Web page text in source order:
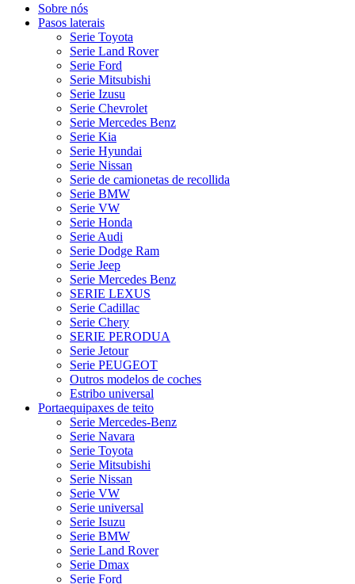
Sobre nós
Pasos laterais
Serie Toyota
Serie Land Rover
Serie Ford
Serie Mitsubishi
Serie Izusu
Serie Chevrolet
Serie Mercedes Benz
Serie Kia
Serie Hyundai
Serie Nissan
Serie de camionetas de recollida
Serie BMW
Serie VW
Serie Honda
Serie Audi
Serie Dodge Ram
Serie Jeep
Serie Mercedes Benz
SERIE LEXUS
Serie Cadillac
Serie Chery
SERIE PERODUA
Serie Jetour
Serie PEUGEOT
Outros modelos de coches
Estribo universal
Portaequipaxes de teito
Serie Mercedes-Benz
Serie Navara
Serie Toyota
Serie Mitsubishi
Serie Nissan
Serie VW
Serie universal
Serie Isuzu
Serie BMW
Serie Land Rover
Serie Dmax
Serie Ford